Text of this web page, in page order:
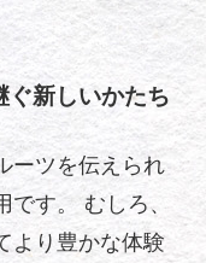
ぐ新しいかたち
ーツを伝えられ
です。 むしろ、
より豊かな体験